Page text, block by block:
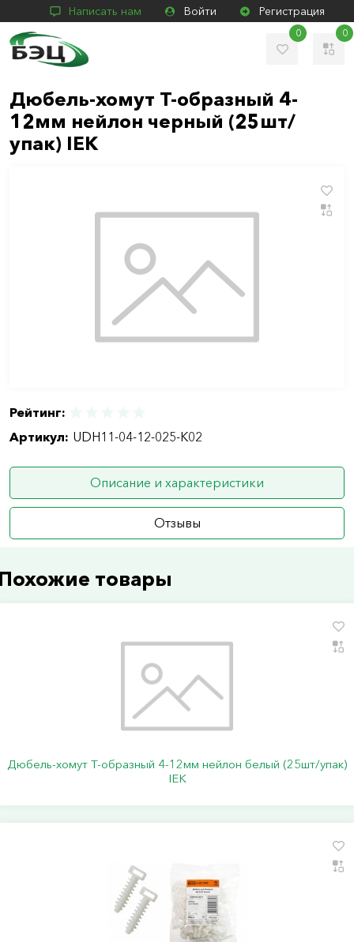
Написать нам Войти Регистрация
0 0
Дюбель-хомут Т-образный 4-
12мм нейлон черный (25шт/
упак) IEK
Рейтинг:
Артикул: UDH11-04-12-025-K02
Описание и характеристики
Отзывы
товары
Дюбель-хомут Т-образный 4-12мм нейлон белый (25шт/упак)
IEK